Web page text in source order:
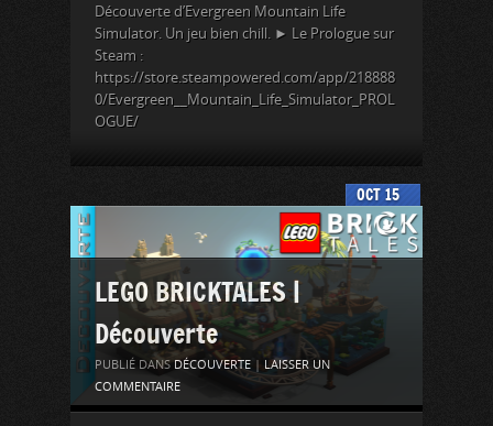
Découverte d’Evergreen Mountain Life
Simulator. Un jeu bien chill. ► Le Prologue sur
Steam :
https://store.steampowered.com/app/218888
0/Evergreen__Mountain_Life_Simulator_PROL
OGUE/
15
OCT
LEGO BRICKTALES |
Découverte
PUBLIÉ DANSDÉCOUVERTE | LAISSER UN
COMMENTAIRE